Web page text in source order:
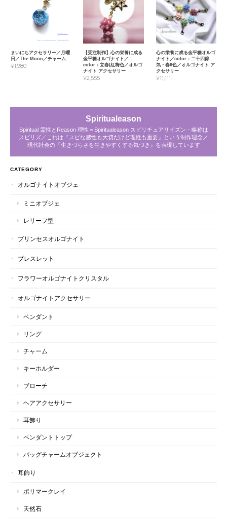
まいにちアクセサリー／月曜
日／The Moon／チャーム
¥1,980
【受注制作】心の栄養に成る
金平糖オルゴナイト／
color：立春|紅梅色／オルゴ
ナイト アクセサリー
¥2,555
心の栄養に成る金平糖オルゴ
ナイト／color：二十四節
気・春6色／オルゴナイト ア
クセサリー
¥11,111
Spiritualeason
Spiritual 霊性とReason 理性＝Spiritualeason スピリチュアリイズン・略称は
スピリズ／これは『スピな感性も大切だけど理性も重要』という制作理念／
現代社会の『生きづらさを生きやすくする気づき』を表現しています
CATEGORY
オルゴナイトオブジェ
ミニオブジェ
レリーフ型
プリンセスオルゴナイト
ブレスレット
フラワーオルゴナイトクリスタル
オルゴナイトアクセサリー
ペンダント
リング
チャーム
キーホルダー
ブローチ
ヘアアクセサリー
耳飾り
ペンダントトップ
バッグチャームオブジェクト
耳飾り
ポリマークレイ
天然石